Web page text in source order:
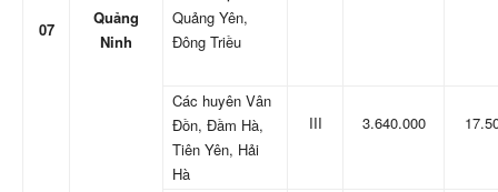
07
Quảng
Ninh
Quảng Yên,
Đông Triều
Các huyên Vân
Đồn, Đầm Hà,
Tiên Yên, Hải
Hà
III 3.640.000